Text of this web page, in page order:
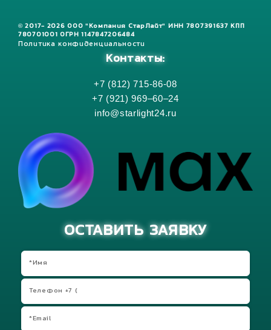
© 2017- 2026 ООО "Компания СтарЛайт" ИНН 7807391637 КПП
780701001 ОГРН 1147847206484
Политика конфиденциальности
Контакты:
+7 (812) 715-86-08
+7 (921) 969–60–24
info@starlight24.ru
ОСТАВИТЬ ЗАЯВКУ